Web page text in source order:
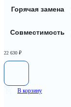
Горячая замена
Совместимость
22 630 ₽
В корзину